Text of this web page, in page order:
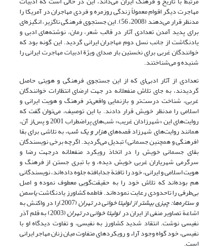
مهاجرت دیگر اقوام معمولاً زندگی روزمره و فردی مهاجران در آمریکا را
مدنظر قرار می‌دهند (2008، 56). این جستجوی فرهنگی ناگزیر، انگیزه‌ای
برای پدید آمدن تعدادی آثار در قالب شعر، رمان، نوشته‌های ادبی و
یادنگاشت از جانب نسل دوم مهاجران ایرانی گردید. این گونه بود که
خوانندگان غربی برای نخستین بار صدای ویژة ادبیات مهاجرت ایرانی را
شنیده و می‌شناختند.
تعدادی از آثار ادبی‌ای که از این جستجوی فرهنگی و هویتی حاصل
گردیدند، به جای تلاش منفعلانه در جهت ارضای انتظارات خوانندگان
غربی، شناخت درست‌تر و بازنمایی واقعی‌تر فرهنگ و هویت ایرانی و
اسلامی را مدنظر خویش قرار دادند. با این توصیف، می‌توان گفت که
روایت‌های این «شهرزادان غریب» شب‌های پراضطراب 2001 و پس‌از آن،
همانند روایت‌های شهرزاد قصه‌هایهزار و یک شب،به تلاشی برای بقا
(فرهنگی و همچنین جسمانی) تبدیل می‌گردید. اگرچه برخی نویسندگان
بقای جسمانی خویش را در اتخاذ رویکرد منفعلانه درجهت رضا و
سرگرمی شهریاران غربی خویش دیده، و با تبری جستن از فرهنگ و
هویت اسلامی و ایرانی، خود را تافتة جدابافته جلوه داده‌اند، نویسندگانی
هم بوده‌اند که تلاش خود را به حقیقت‌گویی معطوف نموده و اصل
بی‌طرفی را تاحدودی رعایت نموده‌اند. فاطمه کشاورز یادنگاشتیاسمن
و ستاره‌ها: چیزی بیشتر از لولیتا خوانی در تهران (2007)را در واکنش به
اشاعة تصاویر منفی از ایران درلولیتا خوانی در تهران ِ (2003) به قلم آذر
نفیسی نوشت. انتقاد شدید کشاورز به نفیسی، و تفاوت دیدگاه او با
نفیسی، خود گواه وجود آراء و رویکردهای متفاوت میان زنان مهاجر ایرانی
است.